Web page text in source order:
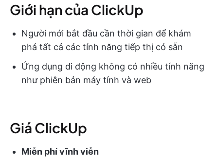
Giới hạn của ClickUp
Người mới bắt đầu cần thời gian để khám
phá tất cả các tính năng tiếp thị có sẵn
Ứng dụng di động không có nhiều tính năng
như phiên bản máy tính và web
Giá ClickUp
Miễn phí vĩnh viễn